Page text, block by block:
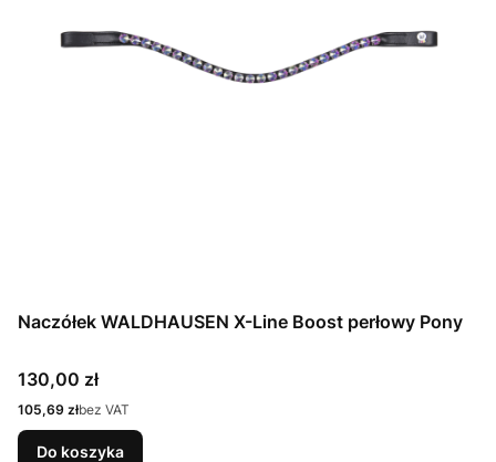
Naczółek WALDHAUSEN X-Line Boost perłowy Pony
Cena
130,00 zł
Cena
105,69 złbez VAT
Do koszyka